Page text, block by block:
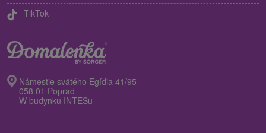
TikTok
Námestie svätého Egídia 41/95
058 01 Poprad
W budynku INTESu